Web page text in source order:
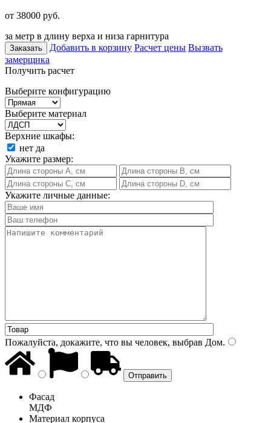
от 38000 руб.
за метр в длину верха и низа гарнитура
Заказать Добавить в корзину Расчет цены Вызвать
замерщика
Получить расчет
Выберите конфигурацию
Выберите материал
Верхние шкафы:
нет да
Укажите размер:
Укажите личные данные:
Пожалуйста, докажите, что вы человек, выбрав Дом.
Фасад
МДФ
Материал корпуса